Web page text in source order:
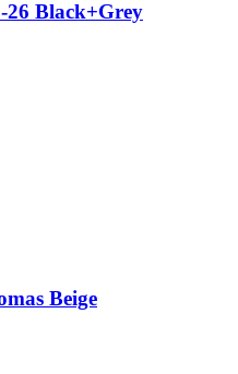
26 Black+Grey
Beige